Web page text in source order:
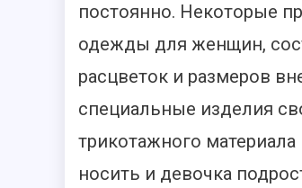
постоянно. Некоторые
одежды для женщин,
расцветок и размеров
специальные изделия
трикотажного
носить и девочка